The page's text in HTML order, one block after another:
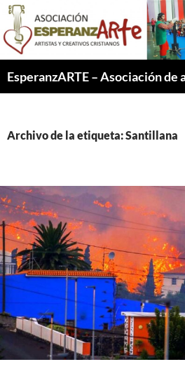
Saltar
contenido
Archivo de la etiqueta: Santillana